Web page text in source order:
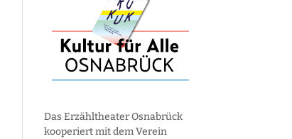
Das Erzähltheater Osnabrück
kooperiert mit dem Verein